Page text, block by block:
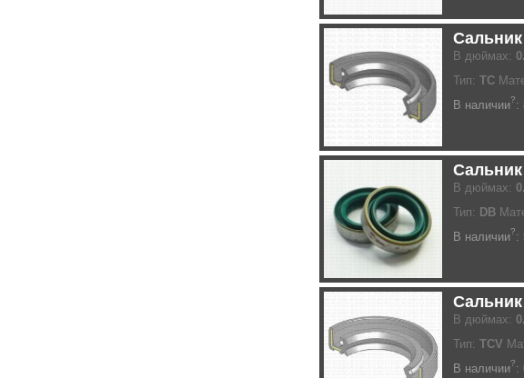
Сальник
В дюймах:
Тип: TC
В наличии?:
Сальник
В дюймах:
Тип: DB
В наличии?:
Сальник
В дюймах:
Тип: TCV
В наличии?: